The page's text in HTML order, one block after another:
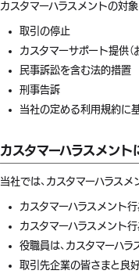
カスタマーハラスメントの対
取引の停止
カスタマーサポート提供（
民事訴訟を含む法的措置
刑事告訴
当社の定める利用規約に
カスタマーハラスメン
当社では、カスタマーハラス
カスタマーハラスメント
カスタマーハラスメント
役職員は、カスタマーハ
取引先企業の皆さまと良